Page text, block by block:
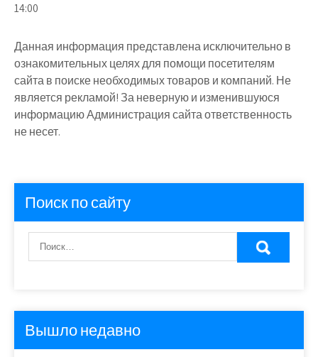
14:00
Данная информация представлена исключительно в
ознакомительных целях для помощи посетителям
сайта в поиске необходимых товаров и компаний. Не
является рекламой! За неверную и изменившуюся
информацию Администрация сайта ответственность
не несет.
Поиск по сайту
Вышло недавно